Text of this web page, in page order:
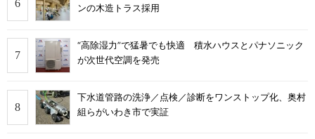
ンの木造トラス採用
“高除湿力”で猛暑でも快適 積水ハウスとパナソニック
が次世代空調を発売
下水道管路の洗浄／点検／診断をワンストップ化、奥村
組らがいわき市で実証